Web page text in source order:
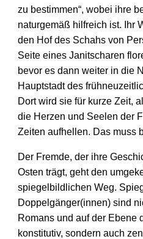
zu bestimmen“, wobei ihre
naturgemäß hilfreich ist. Ihr
den Hof des Schahs von
Seite eines Janitscharen
bevor es dann weiter in die
Hauptstadt des
Dort wird sie für kurze Zeit,
die Herzen und Seelen der
Zeiten aufhellen. Das muss
Der Fremde, der ihre
Osten trägt, geht den
spiegelbildlichen Weg.
Doppelgänger(innen) sind
Romans und auf der Ebene
konstitutiv, sondern auch